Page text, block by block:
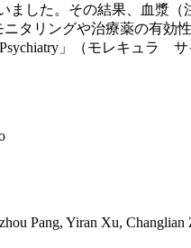
した。その結果、血漿（
タリングや治療薬の有効
」（モレキュラ
Pang, Yiran Xu,